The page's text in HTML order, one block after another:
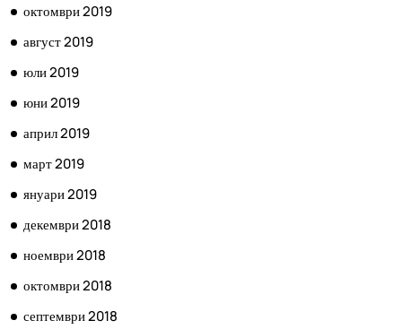
октомври 2019
август 2019
юли 2019
юни 2019
април 2019
март 2019
януари 2019
декември 2018
ноември 2018
октомври 2018
септември 2018